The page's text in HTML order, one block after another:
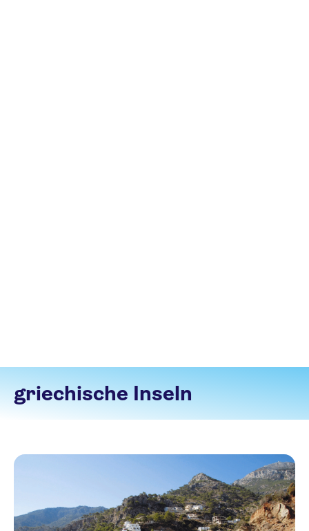
griechische Inseln